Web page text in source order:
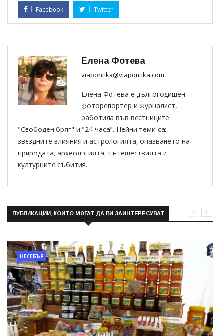
Facebook Twitter
Елена Фотева
viapontika@viapontika.com
Елена Фотева е дългогодишен
фоторепортер и журналист,
работила във вестниците
"Свободен бряг" и "24 часа". Нейни теми са:
звездните влияния и астрологията, опазването на
природата, археологията, пътешествията и
културните събития.
ПУБЛИКАЦИИ, КОИТО МОГАТ ДА ВИ ЗАИНТЕРЕСУВАТ
НЕСЕБЪР